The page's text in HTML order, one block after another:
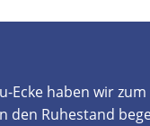
Ecke haben wir
den Ruhestand